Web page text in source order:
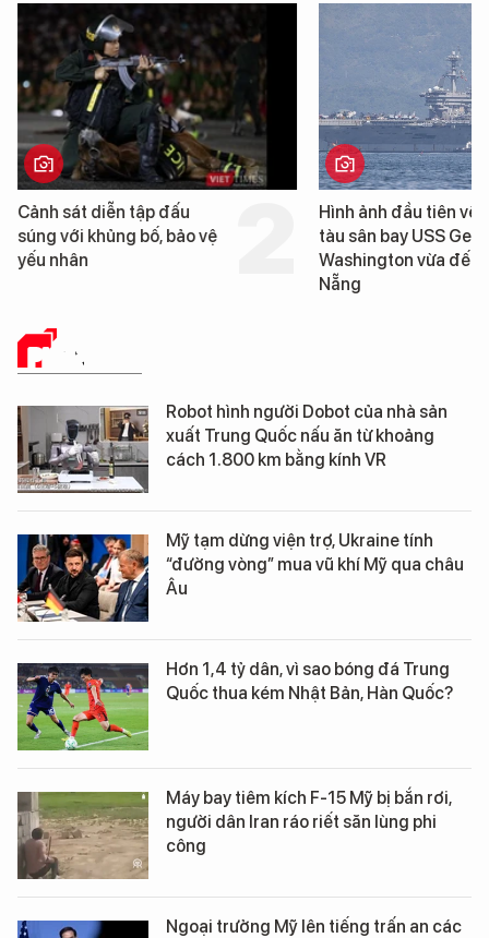
Cảnh sát diễn tập đấu
súng với khủng bố, bảo vệ
yếu nhân
Hình ảnh đầu tiên về
tàu sân bay USS
Washington vừa đến
Nẵng
PHÂN TÍCH
Robot hình người Dobot của nhà sản
xuất Trung Quốc nấu ăn từ khoảng
cách 1.800 km bằng kính VR
Mỹ tạm dừng viện trợ, Ukraine tính
“đường vòng” mua vũ khí Mỹ qua châu
Âu
Hơn 1,4 tỷ dân, vì sao bóng đá Trung
Quốc thua kém Nhật Bản, Hàn Quốc?
Máy bay tiêm kích F-15 Mỹ bị bắn rơi,
người dân Iran ráo riết săn lùng phi
công
Ngoại trưởng Mỹ lên tiếng trấn an các